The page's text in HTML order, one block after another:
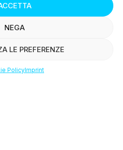
NEGA
LE PREFERENZE
PolicyImprint
Wishlist